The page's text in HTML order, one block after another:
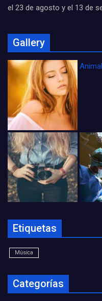
el 23 de agosto y el 13 de
Gallery
Etiquetas
Música
Categorías